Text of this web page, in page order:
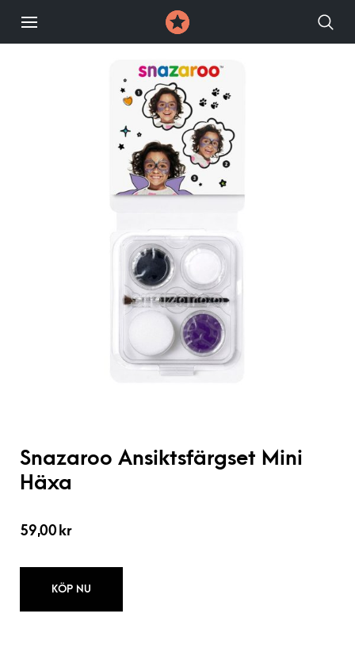
Snazaroo Ansiktsfärgset Mini
Häxa
59,00 kr
KÖP NU